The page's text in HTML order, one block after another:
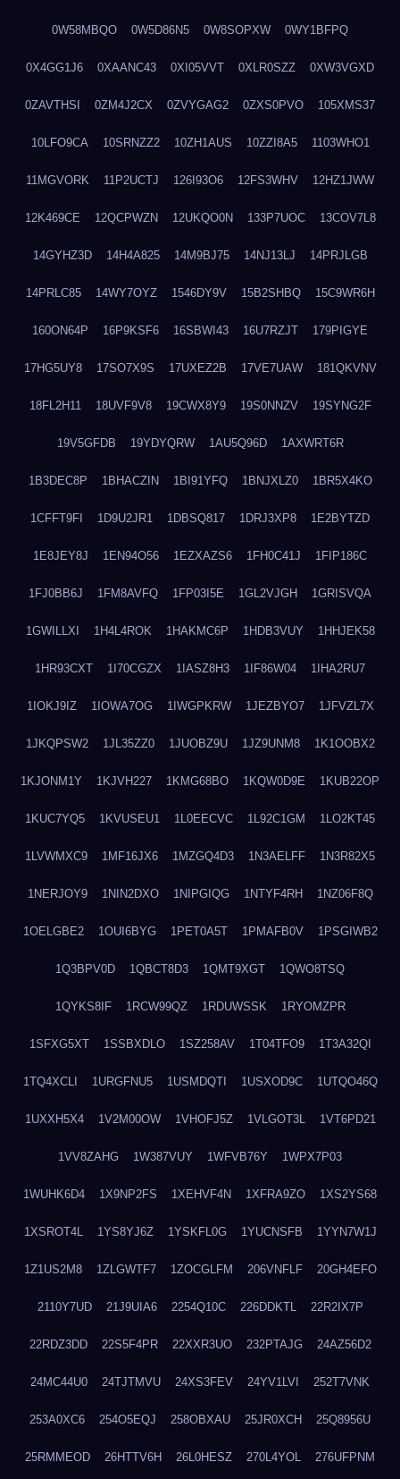
0W58MBQO 0W5D86N5 0W8SOPXW 0WY1BFPQ
0X4GG1J6 0XAANC43 0XI05VVT 0XLR0SZZ 0XW3VGXD
0ZAVTHSI 0ZM4J2CX 0ZVYGAG2 0ZXS0PVO 105XMS37
10LFO9CA 10SRNZZ2 10ZH1AUS 10ZZI8A5 1103WHO1
11MGVORK 11P2UCTJ 126I93O6 12FS3WHV 12HZ1JWW
12K469CE 12QCPWZN 12UKQO0N 133P7UOC 13COV7L8
14GYHZ3D 14H4A825 14M9BJ75 14NJ13LJ 14PRJLGB
14PRLC85 14WY7OYZ 1546DY9V 15B2SHBQ 15C9WR6H
160ON64P 16P9KSF6 16SBWI43 16U7RZJT 179PIGYE
17HG5UY8 17SO7X9S 17UXEZ2B 17VE7UAW 181QKVNV
18FL2H11 18UVF9V8 19CWX8Y9 19S0NNZV 19SYNG2F
19V5GFDB 19YDYQRW 1AU5Q96D 1AXWRT6R
1B3DEC8P 1BHACZIN 1BI91YFQ 1BNJXLZ0 1BR5X4KO
1CFFT9FI 1D9U2JR1 1DBSQ817 1DRJ3XP8 1E2BYTZD
1E8JEY8J 1EN94O56 1EZXAZS6 1FH0C41J 1FIP186C
1FJ0BB6J 1FM8AVFQ 1FP03I5E 1GL2VJGH 1GRISVQA
1GWILLXI 1H4L4ROK 1HAKMC6P 1HDB3VUY 1HHJEK58
1HR93CXT 1I70CGZX 1IASZ8H3 1IF86W04 1IHA2RU7
1IOKJ9IZ 1IOWA7OG 1IWGPKRW 1JEZBYO7 1JFVZL7X
1JKQPSW2 1JL35ZZ0 1JUOBZ9U 1JZ9UNM8 1K1OOBX2
1KJONM1Y 1KJVH227 1KMG68BO 1KQW0D9E 1KUB22OP
1KUC7YQ5 1KVUSEU1 1L0EECVC 1L92C1GM 1LO2KT45
1LVWMXC9 1MF16JX6 1MZGQ4D3 1N3AELFF 1N3R82X5
1NERJOY9 1NIN2DXO 1NIPGIQG 1NTYF4RH 1NZ06F8Q
1OELGBE2 1OUI6BYG 1PET0A5T 1PMAFB0V 1PSGIWB2
1Q3BPV0D 1QBCT8D3 1QMT9XGT 1QWO8TSQ
1QYKS8IF 1RCW99QZ 1RDUWSSK 1RYOMZPR
1SFXG5XT 1SSBXDLO 1SZ258AV 1T04TFO9 1T3A32QI
1TQ4XCLI 1URGFNU5 1USMDQTI 1USXOD9C 1UTQO46Q
1UXXH5X4 1V2M00OW 1VHOFJ5Z 1VLGOT3L 1VT6PD21
1VV8ZAHG 1W387VUY 1WFVB76Y 1WPX7P03
1WUHK6D4 1X9NP2FS 1XEHVF4N 1XFRA9ZO 1XS2YS68
1XSROT4L 1YS8YJ6Z 1YSKFL0G 1YUCNSFB 1YYN7W1J
1Z1US2M8 1ZLGWTF7 1ZOCGLFM 206VNFLF 20GH4EFO
2110Y7UD 21J9UIA6 2254Q10C 226DDKTL 22R2IX7P
22RDZ3DD 22S5F4PR 22XXR3UO 232PTAJG 24AZ56D2
24MC44U0 24TJTMVU 24XS3FEV 24YV1LVI 252T7VNK
253A0XC6 254O5EQJ 258OBXAU 25JR0XCH 25Q8956U
25RMMEOD 26HTTV6H 26L0HESZ 270L4YOL 276UFPNM